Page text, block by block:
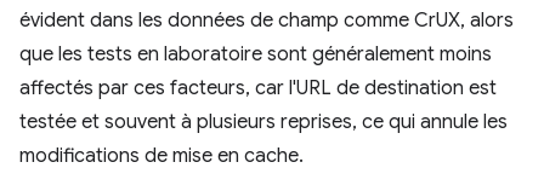
évident dans les données de champ comme CrUX, alors
que les tests en laboratoire sont généralement moins
affectés par ces facteurs, car l'URL de destination est
testée et souvent à plusieurs reprises, ce qui annule les
modifications de mise en cache.